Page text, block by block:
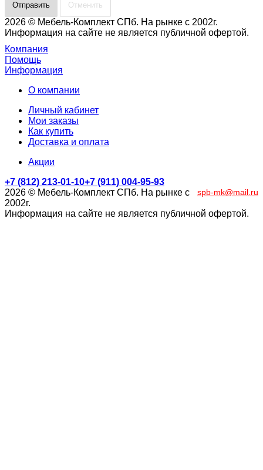
Отменить
2026 © Мебель-Комплект СПб. На рынке с 2002г.
Информация на сайте не является публичной офертой.
Компания
Помощь
Информация
О компании
Личный кабинет
Мои заказы
Как купить
Доставка и оплата
Акции
+7 (812) 213-01-10+7 (911) 004-95-93
spb-mk@mail.ru
2026 © Мебель-Комплект СПб. На рынке с
2002г.
Информация на сайте не является публичной офертой.